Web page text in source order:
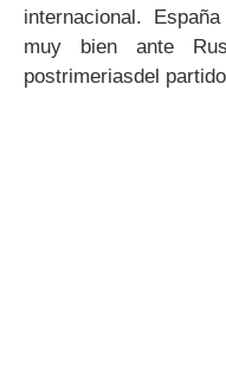
internacional.
muy bien ante
postrimeriasdel